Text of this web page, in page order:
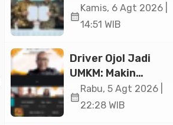
19 Kerja Sama
Ekonomi Senilai Rp
calendar_month
Kamis, 6 Agt 2026 |
14:51 WIB
Driver Ojol Jadi
UMKM: Makin
Sejahtera atau
Merana? Ini
calendar_month
Rabu, 5 Agt 2026 |
22:28 WIB